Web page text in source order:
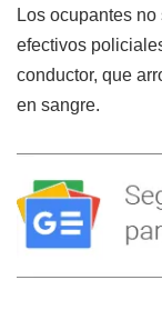
Los ocupantes
efectivos
conductor, que
en sangre.